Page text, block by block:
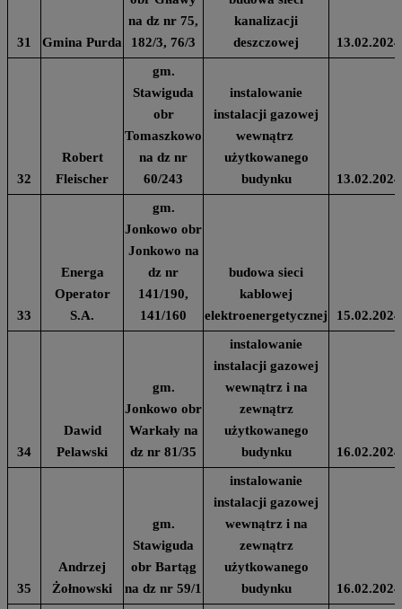
31 Gmina Purda
na dz nr 75,
182/3, 76/3
kanalizacji
deszczowej
13.02.2024
32
Robert
Fleischer
gm.
Stawiguda
obr
Tomaszkowo
na dz nr
60/243
instalowanie
instalacji gazowej
wewnątrz
użytkowanego
budynku
13.02.2024
33
Energa
Operator
S.A.
gm.
Jonkowo obr
Jonkowo na
dz nr
141/190,
141/160
budowa sieci
kablowej
elektroenergetycznej
15.02.2024
34
Dawid
Pelawski
gm.
Jonkowo obr
Warkały na
dz nr 81/35
instalowanie
instalacji gazowej
wewnątrz i na
zewnątrz
użytkowanego
budynku
16.02.2024
35
Andrzej
Żołnowski
gm.
Stawiguda
obr Bartąg
na dz nr 59/1
instalowanie
instalacji gazowej
wewnątrz i na
zewnątrz
użytkowanego
budynku
16.02.2024